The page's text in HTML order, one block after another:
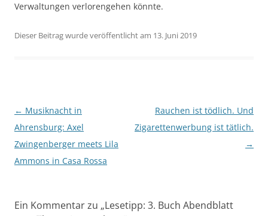
Verwaltungen verlorengehen könnte.
Dieser Beitrag wurde veröffentlicht am 13. Juni 2019
Beitragsnavigation
← Musiknacht in
Ahrensburg: Axel
Zwingenberger meets Lila
Ammons in Casa Rossa
Rauchen ist tödlich. Und
Zigarettenwerbung ist tätlich.
→
Ein Kommentar zu „Lesetipp: 3. Buch Abendblatt